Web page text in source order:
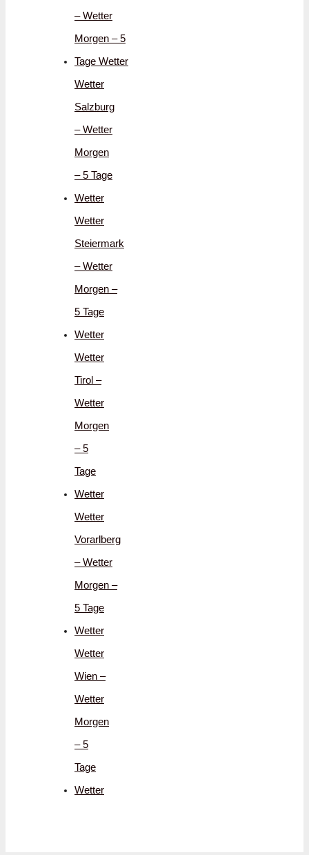
– Wetter
Morgen – 5
Tage Wetter
Wetter
Salzburg
– Wetter
Morgen
– 5 Tage
Wetter
Wetter
Steiermark
– Wetter
Morgen –
5 Tage
Wetter
Wetter
Tirol –
Wetter
Morgen
– 5
Tage
Wetter
Wetter
Vorarlberg
– Wetter
Morgen –
5 Tage
Wetter
Wetter
Wien –
Wetter
Morgen
– 5
Tage
Wetter